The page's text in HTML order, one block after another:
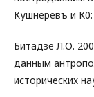
Кушнеревъ и К0:
Битадзе Л.О.
данным
исторических